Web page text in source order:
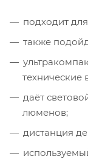
подходит
также
технические
даёт
люменов;
дистанция